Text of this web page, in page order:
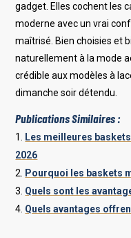
gadget. Elles cochent les
moderne avec un vrai
maîtrisé. Bien choisies et
naturellement à la mode
crédible aux modèles à
dimanche soir détendu.
Publications Similaires :
Les meilleures
2026
Pourquoi les baskets
Quels sont les
Quels avantages